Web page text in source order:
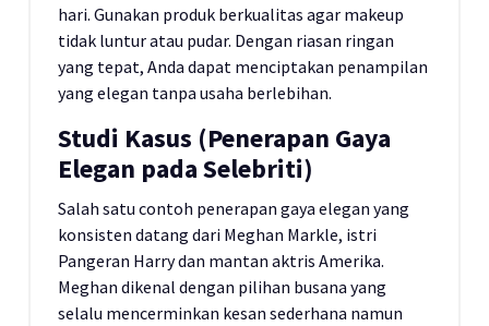
hari. Gunakan produk berkualitas agar makeup
tidak luntur atau pudar. Dengan riasan ringan
yang tepat, Anda dapat menciptakan penampilan
yang elegan tanpa usaha berlebihan.
Studi Kasus (Penerapan Gaya
Elegan pada Selebriti)
Salah satu contoh penerapan gaya elegan yang
konsisten datang dari Meghan Markle, istri
Pangeran Harry dan mantan aktris Amerika.
Meghan dikenal dengan pilihan busana yang
selalu mencerminkan kesan sederhana namun